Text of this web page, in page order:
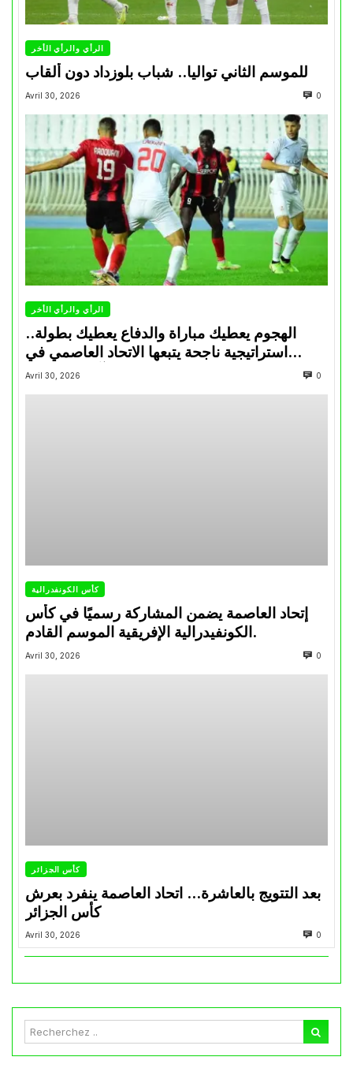
الرأي والرأي الأخر
للموسم الثاني تواليا.. شباب بلوزداد دون ألقاب
Avril 30, 2026 0
الرأي والرأي الأخر
الهجوم يعطيك مباراة والدفاع يعطيك بطولة..
استراتيجية ناجحة يتبعها الاتحاد العاصمي في
تتويجاته آخر السنوات
Avril 30, 2026 0
كأس الكونفدرالية
إتحاد العاصمة يضمن المشاركة رسميًا في كأس
الكونفيدرالية الإفريقية الموسم القادم.
Avril 30, 2026 0
كأس الجزائر
بعد التتويج بالعاشرة… اتحاد العاصمة ينفرد بعرش
كأس الجزائر
Avril 30, 2026 0